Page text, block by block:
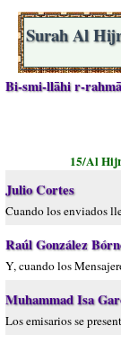
Surah Al
Bi-smi-llāhi r-
15/Al
Julio Cortes
Cuando los enviados
Raúl González
Y, cuando los
Muhammad Isa
Los emisarios se